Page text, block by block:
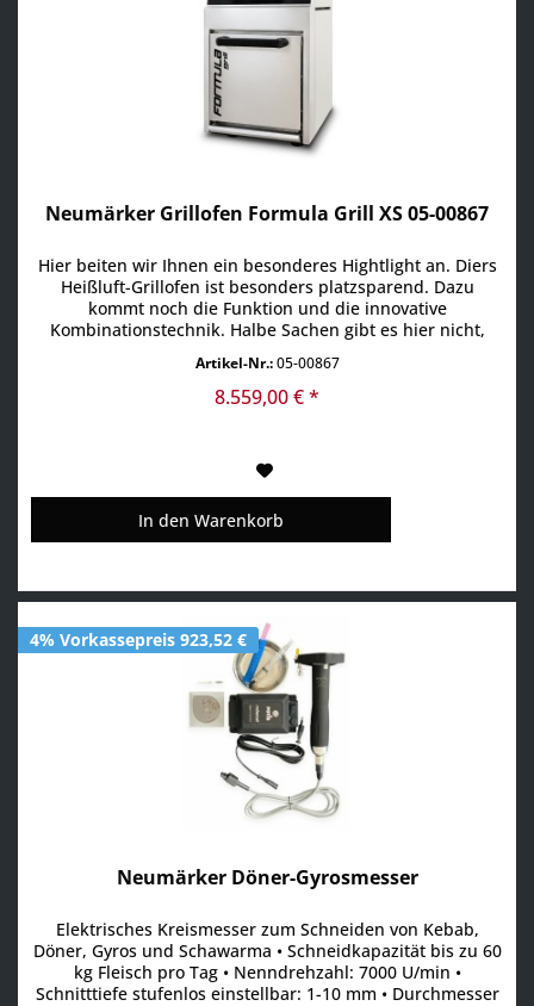
Neumärker Grillofen Formula Grill XS 05-00867
Hier beiten wir Ihnen ein besonderes Hightlight an. Diers
Heißluft-Grillofen ist besonders platzsparend. Dazu
kommt noch die Funktion und die innovative
Kombinationstechnik. Halbe Sachen gibt es hier nicht,
Hochleistungsofen bezeichnet. Der Neumärker Grillofen
FORMULAR Grill XS ist ein thermisches Gerät, das sowohl
Artikel-Nr.:05-00867
8.559,00 € *
In den Warenkorb
4% Vorkassepreis 923,52 €
Neumärker Döner-Gyrosmesser
Elektrisches Kreismesser zum Schneiden von Kebab,
Döner, Gyros und Schawarma • Schneidkapazität bis zu 60
kg Fleisch pro Tag • Nenndrehzahl: 7000 U/min •
Schnitttiefe stufenlos einstellbar: 1-10 mm • Durchmesser